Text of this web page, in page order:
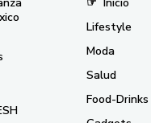
Lifestyle
Moda
Salud
Food-Drinks